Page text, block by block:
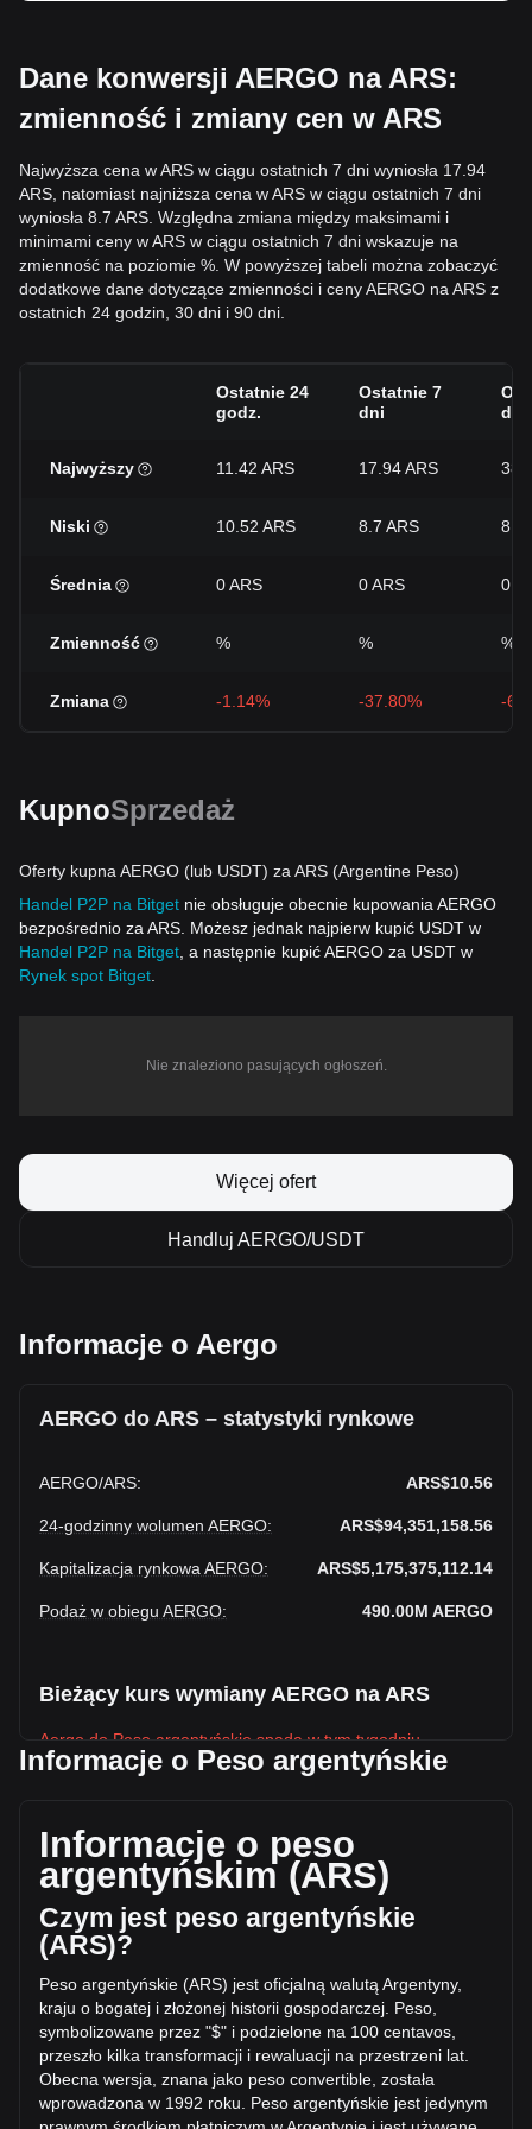
Dane konwersji AERGO na ARS:
zmienność i zmiany cen w ARS
Najwyższa cena w ARS w ciągu ostatnich 7 dni wyniosła 17.94
ARS, natomiast najniższa cena w ARS w ciągu ostatnich 7 dni
wyniosła 8.7 ARS. Względna zmiana między maksimami i
minimami ceny w ARS w ciągu ostatnich 7 dni wskazuje na
zmienność na poziomie %. W powyższej tabeli można zobaczyć
dodatkowe dane dotyczące zmienności i ceny AERGO na ARS z
ostatnich 24 godzin, 30 dni i 90 dni.
Ostatnie 24
godz.
Ostatnie 7
dni
dni
Najwyższy 11.42 ARS 17.94 ARS
Niski 10.52 ARS 8.7 ARS 8.7
Średnia 0 ARS 0 ARS 0
Zmienność % % %
Zmiana -1.14% -37.80% -
KupnoSprzedaż
Oferty kupna AERGO (lub USDT) za ARS (Argentine Peso)
Handel P2P na Bitget nie obsługuje obecnie kupowania AERGO
bezpośrednio za ARS. Możesz jednak najpierw kupić USDT w
Handel P2P na Bitget , a następnie kupić AERGO za USDT w
Rynek spot Bitget
Nie znaleziono pasujących ogłoszeń.
Więcej ofert
Handluj AERGO/USDT
Informacje o Aergo
AERGO do ARS – statystyki rynkowe
AERGO/ARS: ARS$10.56
24-godzinny wolumen AERGO: ARS$94,351,158.56
Kapitalizacja rynkowa AERGO: ARS$5,175,375,112.14
Podaż w obiegu AERGO: 490.00M AERGO
Bieżący kurs wymiany AERGO na ARS
Aergo do Peso argentyńskie spada w tym tygodniu.
Obecna cena rynkowa Aergo wynosi ARS$10.56 na AERGO,
ARS$5,175,375,112.14 ARS w oparciu o podaż w obiegu
490,000,000 AERGO. W ciągu ostatnich 24 godzin wolumen
obrotu Aergo zmienił się o -58.96% (ARS$-135,541,482.91
ARS). W ostatni dzień handlu, wolumen obrotu AERGO
wyniósł ARS$229,892,641.47.
Więcej informacji o Aergo na Bitget
Cena Aergo
Prognoza ceny Aergo
Czym jest Aergo (AERGO)?
Kalkulator zysków Aergo
Informacje o Peso argentyńskie
Informacje o peso
argentyńskim (ARS)
Czym jest peso argentyńskie
(ARS)?
Peso argentyńskie (ARS) jest oficjalną walutą Argentyny,
kraju o bogatej i złożonej historii gospodarczej. Peso,
symbolizowane przez "$" i podzielone na 100 centavos,
przeszło kilka transformacji i rewaluacji na przestrzeni lat.
Obecna wersja, znana jako peso convertible, została
wprowadzona w 1992 roku. Peso argentyńskie jest jedynym